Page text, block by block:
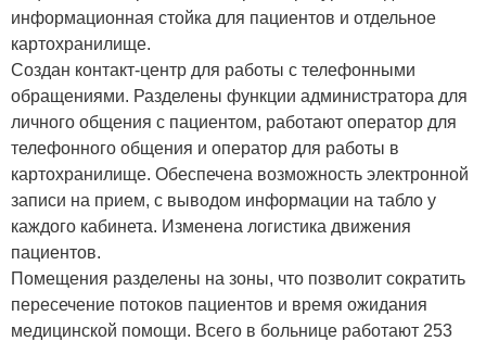
информационная стойка для пациентов и отдельное
картохранилище.
Создан контакт-центр для работы с телефонными
обращениями. Разделены функции администратора для
личного общения с пациентом, работают оператор для
телефонного общения и оператор для работы в
картохранилище. Обеспечена возможность электронной
записи на прием, с выводом информации на табло у
каждого кабинета. Изменена логистика движения
пациентов.
Помещения разделены на зоны, что позволит сократить
пересечение потоков пациентов и время ожидания
медицинской помощи. Всего в больнице работают 253